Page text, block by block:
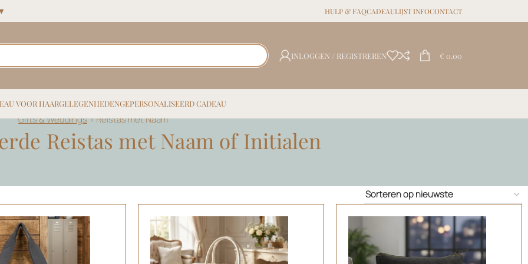
HULP & FAQCADEAULIJST INFOCONTACT
INLOGGEN / REGISTREREN € 0.00
VOOR HAARGELEGENHEDENGEPERSONALISEERD CADEAU
Gifts & Weddings>Reistas met Naam
Reistas met Naam of Initialen